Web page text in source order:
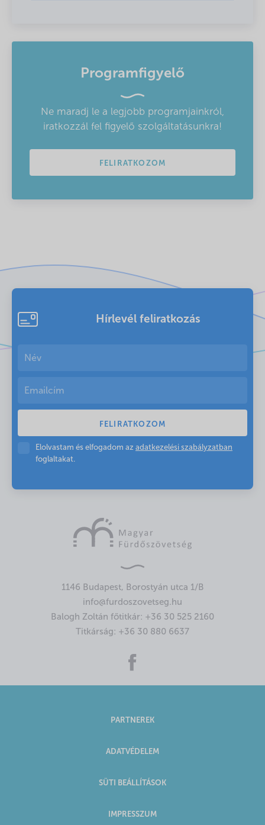
Programfigyelő
Ne maradj le a legjobb programjainkról,
iratkozzál fel figyelő szolgáltatásunkra!
FELIRATKOZOM
Hírlevél feliratkozás
Elolvastam és elfogadom az adatkezelési szabályzatban
foglaltakat.
1146 Budapest, Borostyán utca 1/B
info@furdoszovetseg.hu
Balogh Zoltán főtitkár: +36 30 525 2160
Titkárság: +36 30 880 6637
PARTNEREK
ADATVÉDELEM
SÜTI BEÁLLÍTÁSOK
IMPRESSZUM